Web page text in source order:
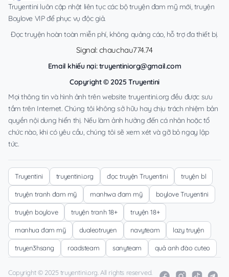
Truyentini luôn cập nhật liên tục các bộ truyện đam mỹ mới, truyện
Boylove VIP để phục vụ độc giả.
Đọc truyện hoàn toàn miễn phí, không quảng cáo, hỗ trợ đa thiết bị.
Signal: chauchau774.74
Email khiếu nại:truyentiniorg@gmail.com
Copyright © 2025 Truyentini
Mọi thông tin và hình ảnh trên website truyentini.org đều được sưu
tầm trên Internet. Chúng tôi không sở hữu hay chịu trách nhiệm bản
quyền nội dung hiển thị. Nếu làm ảnh hưởng đến cá nhân hoặc tổ
chức nào, khi có yêu cầu, chúng tôi sẽ xem xét và gỡ bỏ ngay lập
tức.
Truyentini truyentini.org đọc truyện Truyentini truyện bl
truyện tranh đam mỹ manhwa đam mỹ boylove Truyentini
truyện boylove truyện tranh 18+ truyện 18+
manhua đam mỹ dualeotruyen navyteam lazy truyện
truyen3hsang roadsteam sanyteam quả anh đào cuteo
Copyright © 2025 truyentini.org. All rights reserved.